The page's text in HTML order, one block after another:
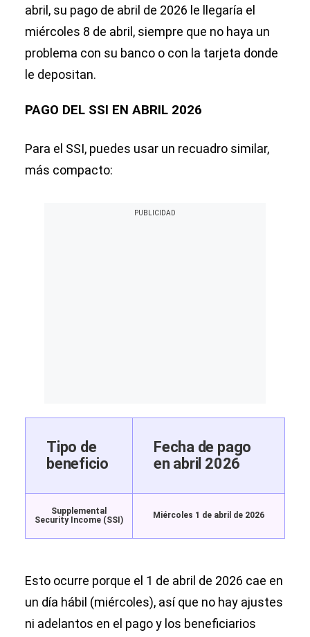
abril, su pago de abril de 2026 le llegaría el
miércoles 8 de abril, siempre que no haya un
problema con su banco o con la tarjeta donde
le depositan.
PAGO DEL SSI EN ABRIL 2026
Para el SSI, puedes usar un recuadro similar,
más compacto:
Tipo de
beneficio
Fecha de pago
en abril 2026
Supplemental
Security Income (SSI)
Miércoles 1 de abril de 2026
Esto ocurre porque el 1 de abril de 2026 cae en
un día hábil (miércoles), así que no hay ajustes
ni adelantos en el pago y los beneficiarios